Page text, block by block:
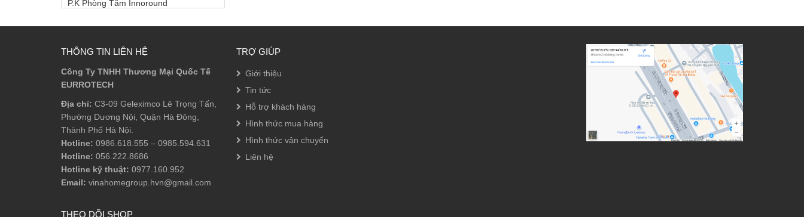
P.K Phòng Tắm Innoround
P.K Phòng Tắm Innosquare
Phụ Kiện Âm
Phụ Kiện Bồn Tắm
Phụ Kiện Sen Tắm
Sen Tắm Đầu
Sen Tắm Đứng
Vòi Lavabo
THÔNG TIN LIÊN HỆ
Công Ty TNHH Thương Mại Quốc Tế
EURROTECH
Địa chỉ: C3-09 Geleximco Lê Trọng Tấn,
Phường Dương Nội, Quận Hà Đông,
Thành Phố Hà Nội.
Hotline: 0986.618.555 – 0985.594.631
Hotline: 056.222.8686
Hotline kỹ thuật: 0977.160.952
Email: vinahomegroup.hvn@gmail.com
THEO DÕI SHOP
TRỢ GIÚP
Giới thiệu
Tin tức
Hỗ trợ khách hàng
Hình thức mua hàng
Hình thức vận chuyển
Liên hệ